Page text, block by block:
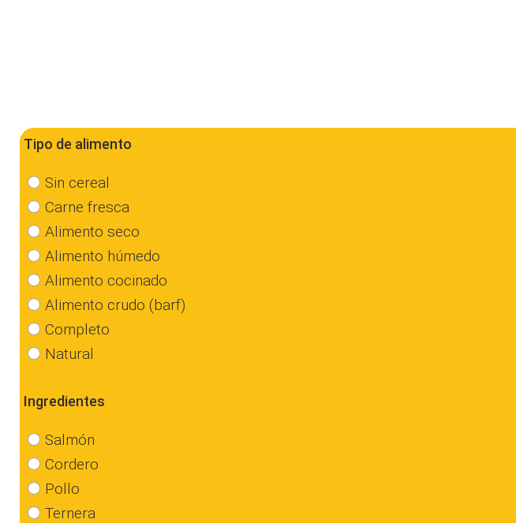
Tipo de alimento
Sin cereal
Carne fresca
Alimento seco
Alimento húmedo
Alimento cocinado
Alimento crudo (barf)
Completo
Natural
Ingredientes
Salmón
Cordero
Pollo
Ternera